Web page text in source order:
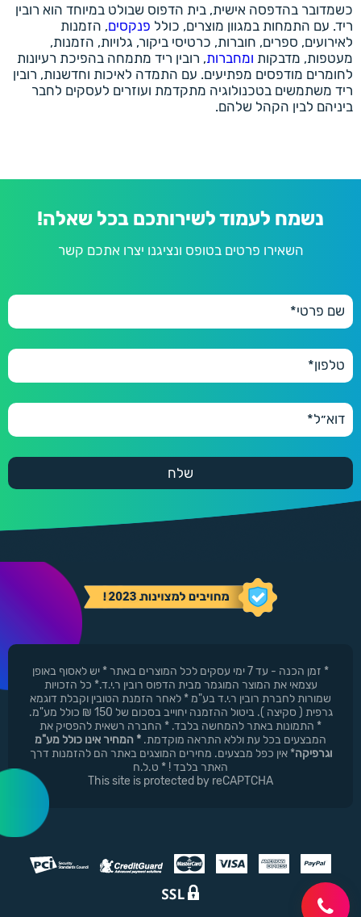
כשמדובר בהדפסה אישית, בית הדפוס שבולט במיוחד הוא רובין
ריד. עם התמחות במגוון מוצרים, כולל פנקסים, הזמנות
לאירועים, ספרים, חוברות, כרטיסי ביקור, גלויות, הזמנות,
מעטפות, מדבקות ומחברות, רובין ריד מתמחה בהפיכת רעיונות
לחומרים מודפסים מפתיעים. עם התמדה לאיכות וחדשנות, רובין
ריד משתמשים בטכנולוגיה מתקדמת ועוזרים לעסקים לחבר
ביניהם לבין הקהל שלהם.
נשמח לעמוד לשירותכם בכל שאלה!
השאירו פרטים בטופס ונציגנו יצרו אתכם קשר
* זמן הכנה - עד 7 ימי עסקים לכל המוצרים באתר * יש לאסוף באופן
עצמאי את המוצר המוגמר מבית הדפוס רובין ר.י.ד.* כל הזכויות
שמורות לחברת רובין ר.י.ד בע"מ * לאחר הזמנת הטובין וקבלת דוגמא
גרפית ( סקיצה ). ביטול ההזמנה יחוייב בסכום של 150 ₪ כולל מע"מ.
* התמונות באתר להמחשה בלבד. * החברה רשאית להפסיק את
המבצעים בכל עת וללא התראה מוקדמת. * המחיר אינו כולל מע"מ
וגרפיקה* אין כפל מבצעים. מחירים המוצגים באתר הם להזמנות דרך
האתר בלבד ! * ט.ל.ח
This site is protected by reCAPTCHA